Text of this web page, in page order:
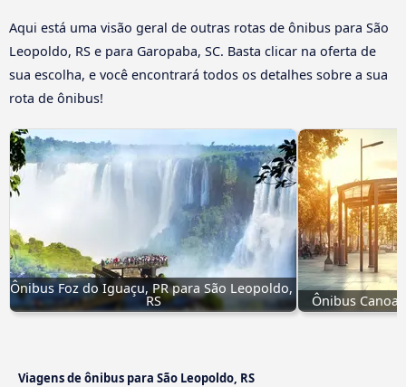
Aqui está uma visão geral de outras rotas de ônibus para São
Leopoldo, RS e para Garopaba, SC. Basta clicar na oferta de
sua escolha, e você encontrará todos os detalhes sobre a sua
rota de ônibus!
Ônibus Foz do Iguaçu, PR para São Leopoldo,
RS Ônibus
Viagens de ônibus para São Leopoldo, RS